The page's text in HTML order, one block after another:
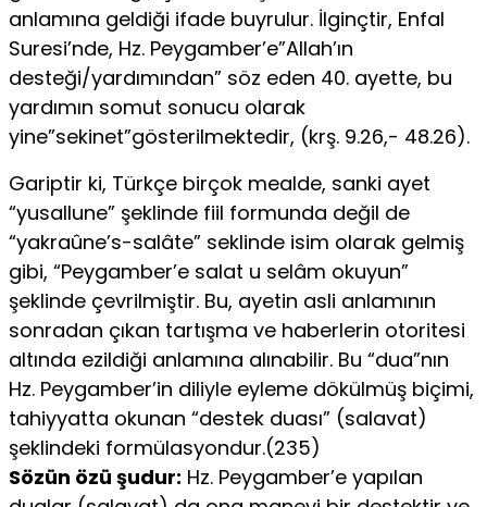
anlamına geldiği ifade buyrulur. İlginçtir, Enfal
Suresi’nde, Hz. Peygamber’e”Allah’ın
desteği/yardımından” söz eden 40. ayette, bu
yardımın somut sonucu olarak
yine”sekinet”gösterilmektedir, (krş. 9.26,- 48.26).
Gariptir ki, Türkçe birçok mealde, sanki ayet
“yusallune” şeklinde fiil formunda değil de
“yakraûne’s-salâte” seklinde isim olarak gelmiş
gibi, “Peygamber’e salat u selâm okuyun”
şeklinde çevrilmiştir. Bu, ayetin asli anlamının
sonradan çıkan tartışma ve haberlerin otoritesi
altında ezildiği anlamına alınabilir. Bu “dua”nın
Hz. Peygamber’in diliyle eyleme dökülmüş biçimi,
tahiyyatta okunan “destek duası” (salavat)
şeklindeki formülasyondur.(235)
Sözün özü şudur: Hz. Peygamber’e yapılan